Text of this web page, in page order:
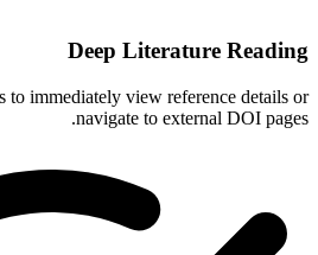
Deep Literature Reading
to immediately view reference details or
navigate to external DOI pages.